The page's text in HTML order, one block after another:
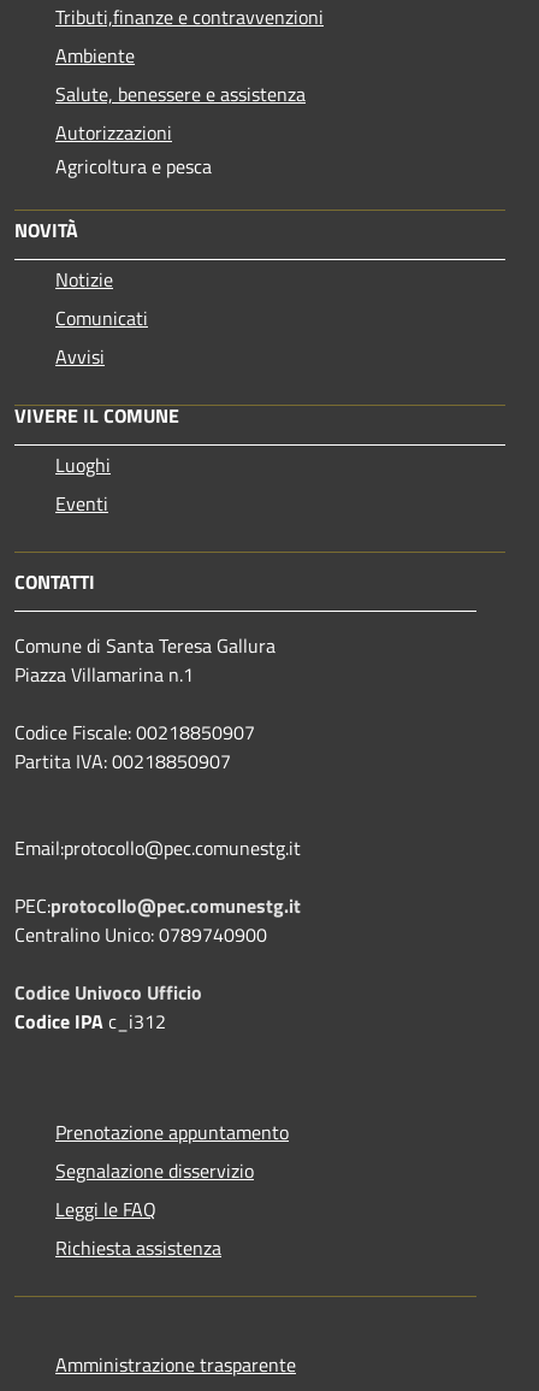
Tributi,finanze e contravvenzioni
Ambiente
Salute, benessere e assistenza
Autorizzazioni
Agricoltura e pesca
NOVITÀ
Notizie
Comunicati
Avvisi
VIVERE IL COMUNE
Luoghi
Eventi
CONTATTI
Comune di Santa Teresa Gallura
Piazza Villamarina n.1
Codice Fiscale: 00218850907
Partita IVA: 00218850907
Email:protocollo@pec.comunestg.it
PEC:protocollo@pec.comunestg.it
Centralino Unico: 0789740900
Codice Univoco Ufficio
Codice IPAc_i312
Prenotazione appuntamento
Segnalazione disservizio
Leggi le FAQ
Richiesta assistenza
Amministrazione trasparente